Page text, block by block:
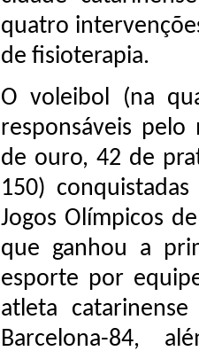
quatro
de fisioterapia.
O voleibol (na
responsáveis
de ouro, 42 de
150)
Jogos Olímpicos
que ganhou a
esporte por
atleta
Barcelona-84,